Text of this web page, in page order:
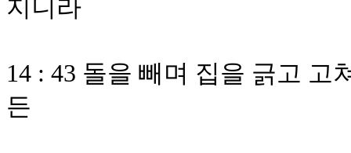
지니라
14 : 43 돌을 빼며 집을 긁고 고
든